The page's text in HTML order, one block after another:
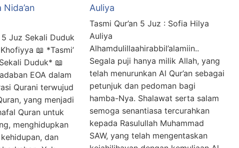
5 Juz Sekali Duduk
📖 *Tasmi’
Duduk* 📖
EOA dalam
Qurani terwujud
yang menjadi
Quran untuk
menghidupkan
dan
Auliya
Tasmi Qur’an 5 Juz : Sofia Hilya
Auliya
Alhamdulillaahirabbil’alamiin..
Segala puji hanya milik Allah, yang
telah menurunkan Al Qur’an sebagai
petunjuk dan pedoman bagi
hamba-Nya. Shalawat serta salam
semoga senantiasa tercurahkan
kepada Rasulullah Muhammad
SAW, yang telah mengentaskan